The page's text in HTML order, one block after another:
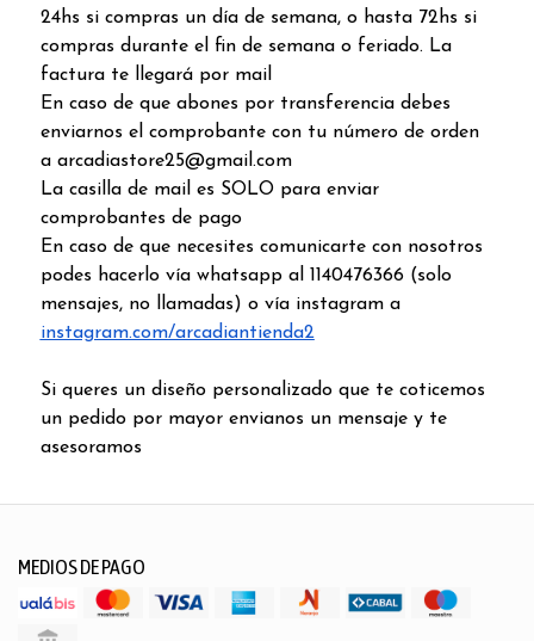
24hs si compras un día de semana, o hasta 72hs si
compras durante el fin de semana o feriado. La
factura te llegará por mail
En caso de que abones por transferencia debes
enviarnos el comprobante con tu número de orden
a arcadiastore25@gmail.com
La casilla de mail es SOLO para enviar
comprobantes de pago
En caso de que necesites comunicarte con nosotros
podes hacerlo vía whatsapp al 1140476366 (solo
mensajes, no llamadas) o vía instagram a
instagram.com/arcadiantienda2
Si queres un diseño personalizado que te coticemos
un pedido por mayor envianos un mensaje y te
asesoramos
MEDIOS DE PAGO